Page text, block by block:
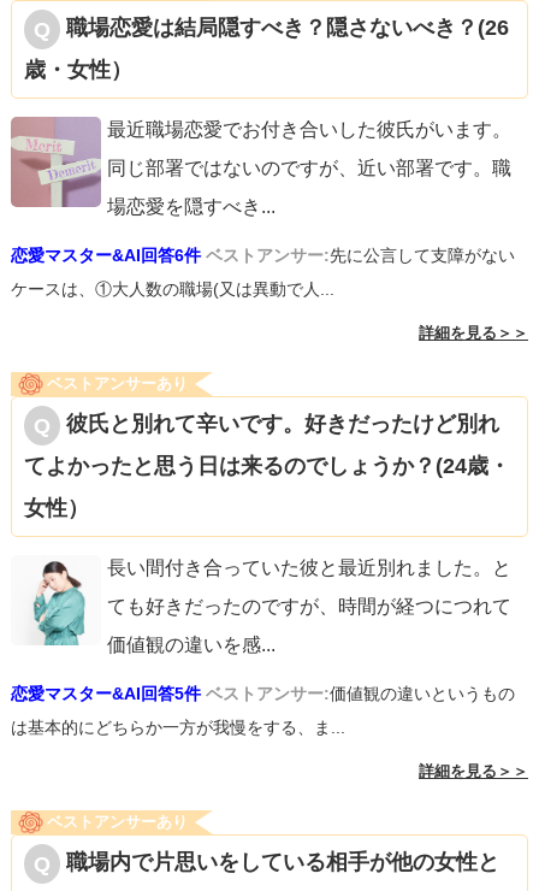
職場恋愛は結局隠すべき？隠さないべき？(26
歳・女性）
最近職場恋愛でお付き合いした彼氏がいます。
同じ部署ではないのですが、近い部署です。職
場恋愛を隠すべき ...
恋愛マスター&AI回答6件 ベストアンサー:先に公言して支障がない
ケースは、①大人数の職場(又は異動で人...
詳細を見る＞＞
ベストアンサーあり
彼氏と別れて辛いです。好きだったけど別れ
てよかったと思う日は来るのでしょうか？(24歳・
女性）
長い間付き合っていた彼と最近別れました。と
ても好きだったのですが、時間が経つにつれて
価値観の違いを感...
恋愛マスター&AI回答5件 ベストアンサー:価値観の違いというもの
は基本的にどちらか一方が我慢をする、ま...
詳細を見る＞＞
ベストアンサーあり
職場内で片思いをしている相手が他の女性と